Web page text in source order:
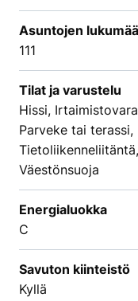
Asuntojen
111
Tilat ja varustelu
Hissi,
Parveke tai terassi,
Väestönsuoja
Energialuokka
C
Savuton kiinteistö
Kyllä